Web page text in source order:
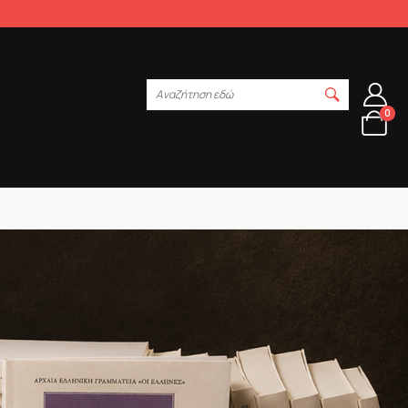
Αναζήτηση εδώ
0